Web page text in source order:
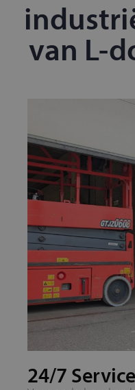
van L-
24/7 Service